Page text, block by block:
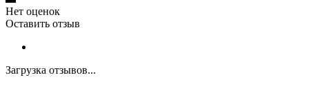
Нет оценок
Оставить отзыв
Загрузка отзывов...